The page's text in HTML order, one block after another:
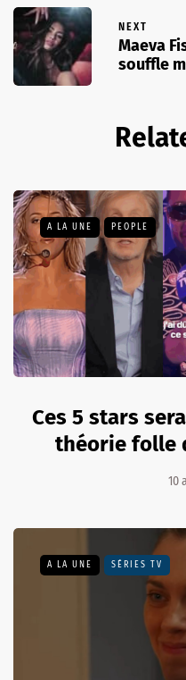
NEXT
Maeva
souffle
A LA UNE PEOPLE
Ces 5 stars
théorie folle
10
A LA UNE SÉRIES TV